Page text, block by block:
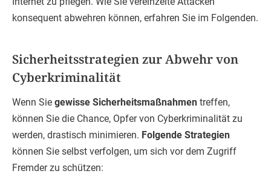
konsequent abwehren können, erfahren Sie im Folgenden.
Sicherheitsstrategien zur Abwehr von
Cyberkriminalität
Wenn Sie gewisse Sicherheitsmaßnahmen treffen,
können Sie die Chance, Opfer von Cyberkriminalität zu
werden, drastisch minimieren. Folgende Strategien
können Sie selbst verfolgen, um sich vor dem Zugriff
Fremder zu schützen: